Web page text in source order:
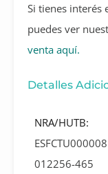
Si tienes interés
puedes ver
venta aquí.
Detalles
NRA/HUTB:
012256-465